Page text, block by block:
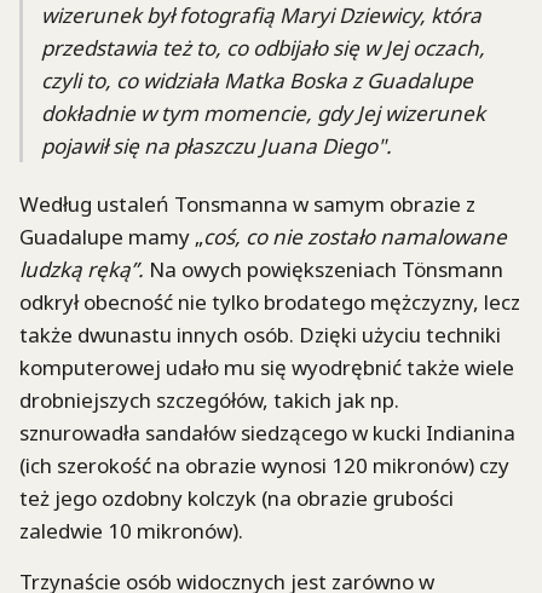
wizerunek był fotografią Maryi Dziewicy, która
przedstawia też to, co odbijało się w Jej oczach,
czyli to, co widziała Matka Boska z Guadalupe
dokładnie w tym momencie, gdy Jej wizerunek
pojawił się na płaszczu Juana Diego".
Według ustaleń Tonsmanna w samym obrazie z
Guadalupe mamy „coś, co nie zostało namalowane
ludzką ręką”. Na owych powiększeniach Tönsmann
odkrył obecność nie tylko brodatego mężczyzny, lecz
także dwunastu innych osób. Dzięki użyciu techniki
komputerowej udało mu się wyodrębnić także wiele
drobniejszych szczegółów, takich jak np.
sznurowadła sandałów siedzącego w kucki Indianina
(ich szerokość na obrazie wynosi 120 mikronów) czy
też jego ozdobny kolczyk (na obrazie grubości
zaledwie 10 mikronów).
Trzynaście osób widocznych jest zarówno w